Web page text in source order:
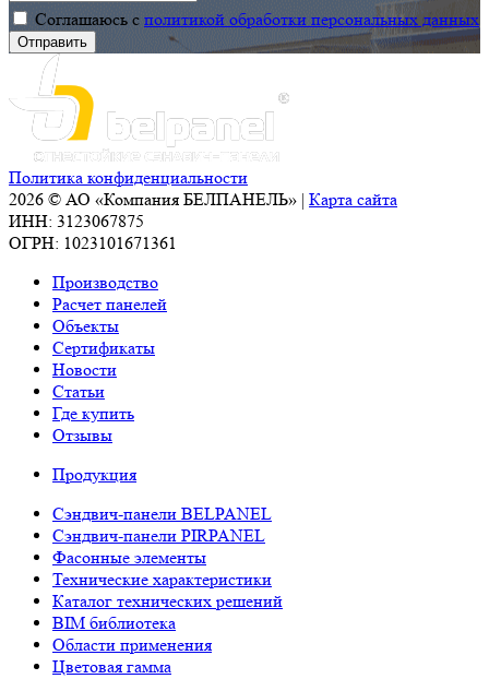
Соглашаюсь с политикой обработки персональных данных
Политика конфиденциальности
2026 © АО «Компания БЕЛПАНЕЛЬ» | Карта сайта
ИНН: 3123067875
ОГРН: 1023101671361
Производство
Расчет панелей
Объекты
Сертификаты
Новости
Статьи
Где купить
Отзывы
Продукция
Сэндвич-панели BELPANEL
Сэндвич-панели PIRPANEL
Фасонные элементы
Технические характеристики
Каталог технических решений
BIM библиотека
Области применения
Цветовая гамма